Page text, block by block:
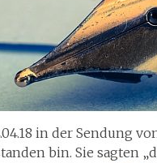
in der Sendung
bin. Sie sagten